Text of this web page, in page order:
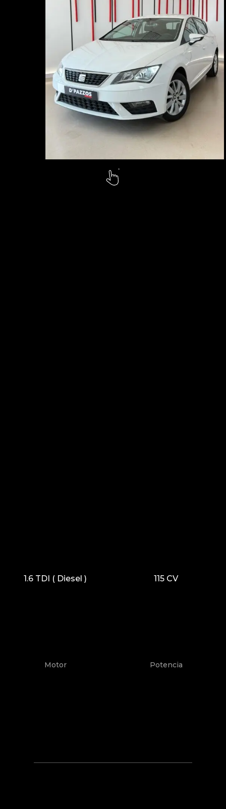
1.6 TDI ( Diesel )
Motor
115 CV
Potencia